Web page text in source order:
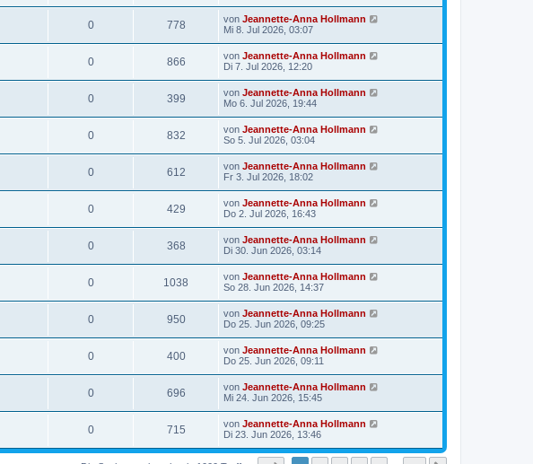
0 778 von Jeannette-Anna Hollmann
Mi 8. Jul 2026, 03:07
0 866 von Jeannette-Anna Hollmann
Di 7. Jul 2026, 12:20
0 399 von Jeannette-Anna Hollmann
Mo 6. Jul 2026, 19:44
0 832 von Jeannette-Anna Hollmann
So 5. Jul 2026, 03:04
0 612 von Jeannette-Anna Hollmann
Fr 3. Jul 2026, 18:02
0 429 von Jeannette-Anna Hollmann
Do 2. Jul 2026, 16:43
0 368 von Jeannette-Anna Hollmann
Di 30. Jun 2026, 03:14
0 1038 von Jeannette-Anna Hollmann
So 28. Jun 2026, 14:37
0 950 von Jeannette-Anna Hollmann
Do 25. Jun 2026, 09:25
0 400 von Jeannette-Anna Hollmann
Do 25. Jun 2026, 09:11
0 696 von Jeannette-Anna Hollmann
Mi 24. Jun 2026, 15:45
0 715 von Jeannette-Anna Hollmann
Di 23. Jun 2026, 13:46